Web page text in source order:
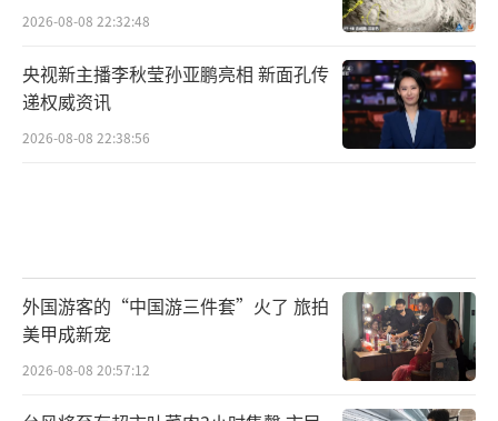
2026-08-08 22:32:48
央视新主播李秋莹孙亚鹏亮相 新面孔传
递权威资讯
2026-08-08 22:38:56
外国游客的“中国游三件套”火了 旅拍
美甲成新宠
2026-08-08 20:57:12